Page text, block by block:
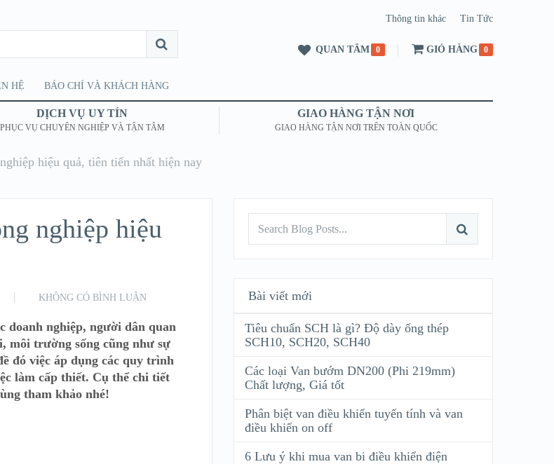
Thông tin khác Tin Tức
QUAN TÂM 0 GIỎ HÀNG 0
HỆ BÁO CHÍ VÀ KHÁCH HÀNG
DỊCH VỤ UY TÍN
PHỤC VỤ CHUYÊN NGHIỆP VÀ TẬN TÂM
GIAO HÀNG TẬN NƠI
GIAO HÀNG TẬN NƠI TRÊN TOÀN QUỐC
hiệu quả, tiên tiến nhất hiện nay
nghiệp hiệu
KHÔNG CÓ BÌNH LUẬN
doanh nghiệp, người dân quan
môi trường sống cũng như sự
đó việc áp dụng các quy trình
làm cấp thiết. Cụ thể chi tiết
tham khảo nhé!
Bài viết mới
Tiêu chuẩn SCH là gì? Độ dày ống thép
SCH10, SCH20, SCH40
Các loại Van bướm DN200 (Phi 219mm)
Chất lượng, Giá tốt
Phân biệt van điều khiển tuyến tính và van
điều khiển on off
6 Lưu ý khi mua van bi điều khiển điện